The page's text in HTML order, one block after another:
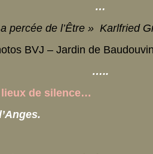
…
percée de l’Être » Karlfried
BVJ – Jardin de
…..
de silence…